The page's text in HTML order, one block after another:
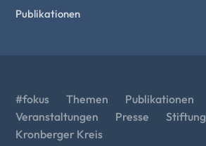
Publikationen
#fokus Themen
Publikationen
Veranstaltungen
Presse
Stiftung
Kronberger Kreis